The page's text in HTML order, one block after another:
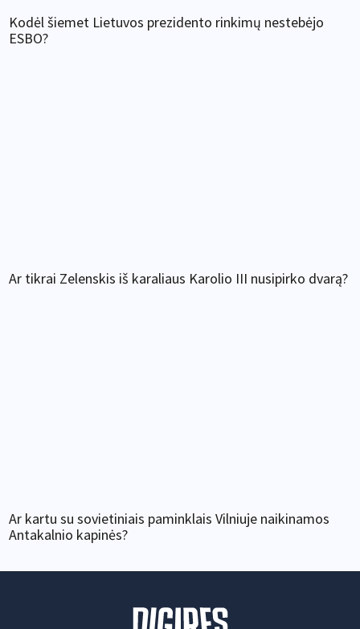
Kodėl šiemet Lietuvos prezidento rinkimų nestebėjo
ESBO?
Ar tikrai Zelenskis iš karaliaus Karolio III nusipirko dvarą?
Ar kartu su sovietiniais paminklais Vilniuje naikinamos
Antakalnio kapinės?